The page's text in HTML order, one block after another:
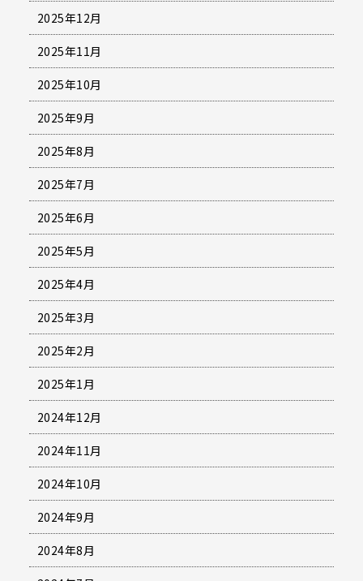
2025年12月
2025年11月
2025年10月
2025年9月
2025年8月
2025年7月
2025年6月
2025年5月
2025年4月
2025年3月
2025年2月
2025年1月
2024年12月
2024年11月
2024年10月
2024年9月
2024年8月